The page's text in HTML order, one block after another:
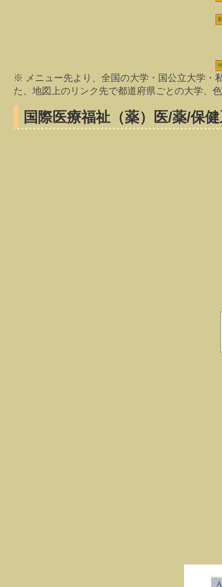
※ メニュー先より、全国の大学・国公立大学・
た、地図上のリンク先で都道府県ごとの大学、
国際医療福祉（薬） 医/薬/保